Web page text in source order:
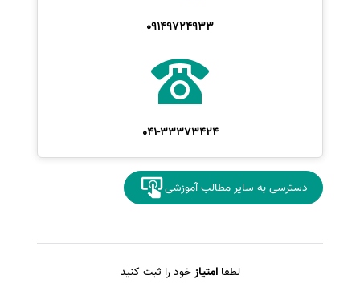
09149724933
041-33373424
دسترسی به سایر مطالب آموزشی
لطفاامتیازخود را ثبت کنید